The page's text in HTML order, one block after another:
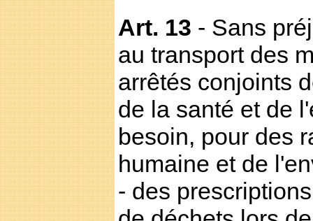
Art. 13 - Sans
au transport des
arrêtés conjoints
de la santé et de
besoin, pour des
humaine et de
- des